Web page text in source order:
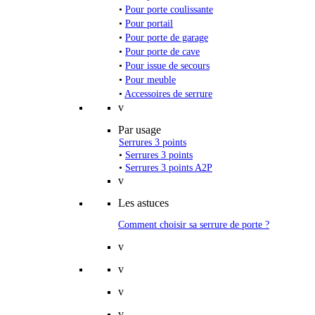
• Pour porte coulissante
• Pour portail
• Pour porte de garage
• Pour porte de cave
• Pour issue de secours
• Pour meuble
• Accessoires de serrure
v
Par usage
Serrures 3 points
• Serrures 3 points
• Serrures 3 points A2P
v
Les astuces
Comment choisir sa serrure de porte ?
v
v
v